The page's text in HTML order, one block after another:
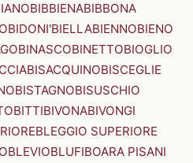
BIBBIENABIBBONA
BIDONI'BIELLABIENNOBIENO
BINASCOBINETTOBIOGLIO
BISACQUINOBISCEGLIE
BISTAGNOBISUSCHIO
BITTIBIVONABIVONGI
BLEGGIO SUPERIORE
BLEVIOBLUFIBOARA PISANI